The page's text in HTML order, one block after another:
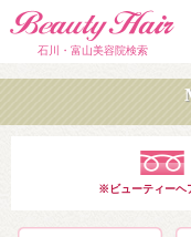
石川・富山美容院検索
※ビューティーヘ